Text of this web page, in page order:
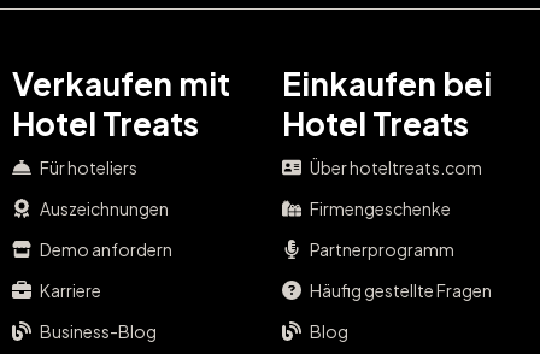
Verkaufen mit
Hotel Treats
Für hoteliers
Auszeichnungen
Demo anfordern
Karriere
Business-Blog
Einkaufen bei
Hotel Treats
Über hoteltreats.com
Firmengeschenke
Partnerprogramm
Häufig gestellte Fragen
Blog